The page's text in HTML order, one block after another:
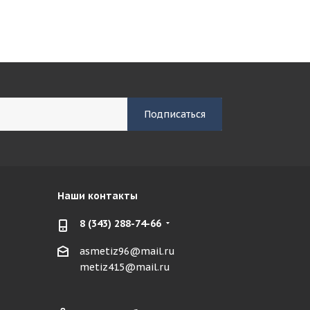
Наши контакты
8 (343) 288-74-66
asmetiz96@mail.ru
metiz415@mail.ru